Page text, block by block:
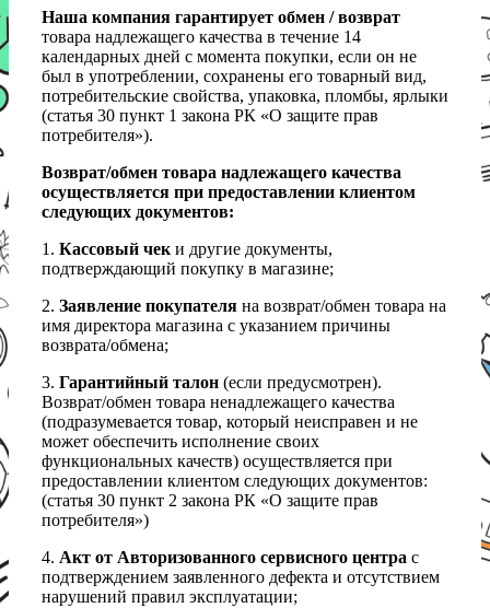
Наша компания гарантирует обмен / возврат
товара надлежащего качества в течение 14
календарных дней с момента покупки, если он не
был в употреблении, сохранены его товарный вид,
потребительские свойства, упаковка, пломбы, ярлыки
(статья 30 пункт 1 закона РК «О защите прав
потребителя»).
Возврат/обмен товара надлежащего качества
осуществляется при предоставлении клиентом
следующих документов:
1. Кассовый чеки другие документы,
подтверждающий покупку в магазине;
2. Заявление покупателя на возврат/обмен товара на
имя директора магазина с указанием причины
возврата/обмена;
3. Гарантийный талон (если предусмотрен).
Возврат/обмен товара ненадлежащего качества
(подразумевается товар, который неисправен и не
может обеспечить исполнение своих
функциональных качеств) осуществляется при
предоставлении клиентом следующих документов:
(статья 30 пункт 2 закона РК «О защите прав
потребителя»)
4. Акт от Авторизованного сервисного центра с
подтверждением заявленного дефекта и отсутствием
нарушений правил эксплуатации;